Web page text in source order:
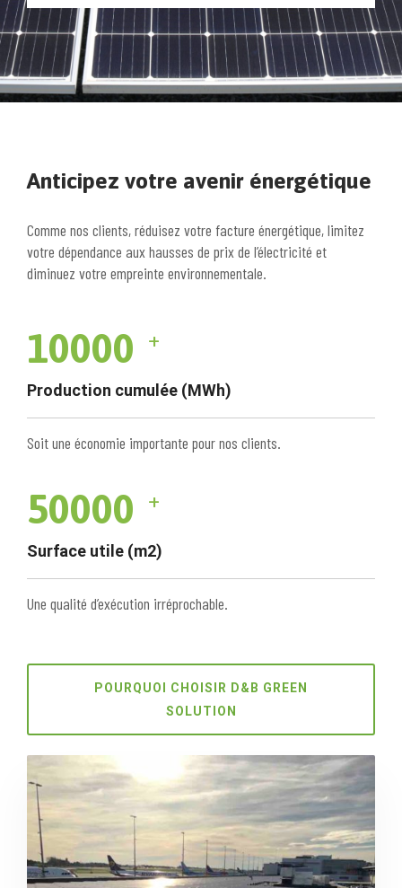
Anticipez votre avenir énergétique
Comme nos clients, réduisez votre facture énergétique, limitez
votre dépendance aux hausses de prix de l’électricité et
diminuez votre empreinte environnementale.
10000 +
Production cumulée (MWh)
Soit une économie importante pour nos clients.
50000 +
Surface utile (m2)
Une qualité d’exécution irréprochable.
POURQUOI CHOISIR D&B GREEN
SOLUTION